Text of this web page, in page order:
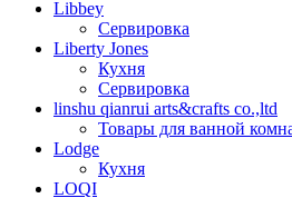
Libbey
Сервировка
Liberty Jones
Кухня
Сервировка
linshu qianrui arts&crafts co.,ltd
Товары для ванной
Lodge
Кухня
LOQI